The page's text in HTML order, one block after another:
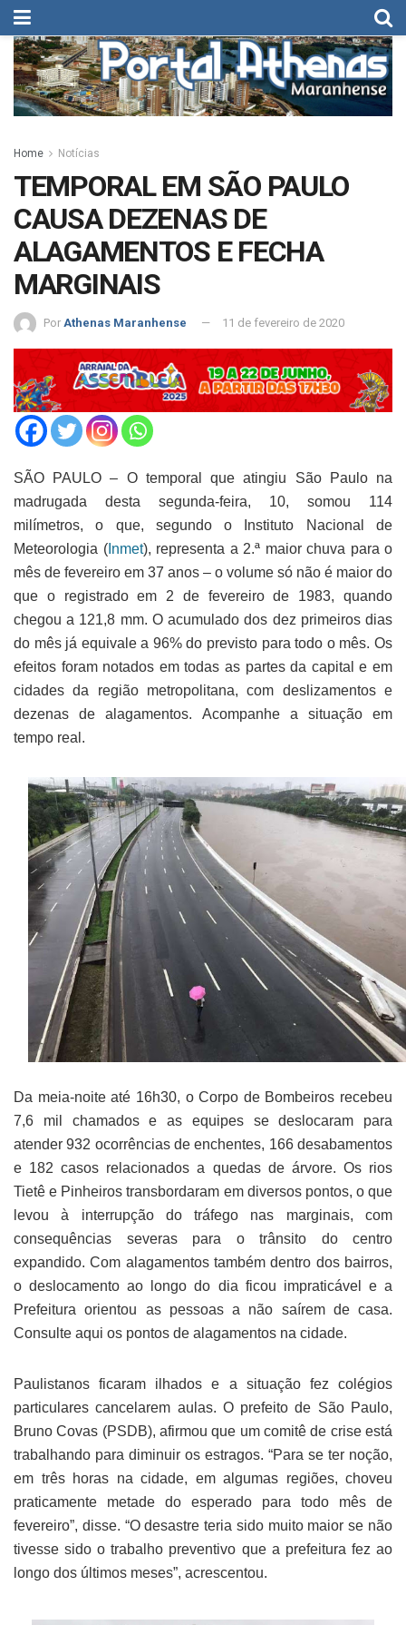
Home Notícias
TEMPORAL EM SÃO PAULO
CAUSA DEZENAS DE
ALAGAMENTOS E FECHA
MARGINAIS
Por Athenas Maranhense 11 de fevereiro de 2020
SÃO PAULO – O temporal que atingiu São Paulo na
madrugada desta segunda-feira, 10, somou 114
milímetros, o que, segundo o Instituto Nacional de
Meteorologia (Inmet), representa a 2.ª maior chuva para o
mês de fevereiro em 37 anos – o volume só não é maior do
que o registrado em 2 de fevereiro de 1983, quando
chegou a 121,8 mm. O acumulado dos dez primeiros dias
do mês já equivale a 96% do previsto para todo o mês. Os
efeitos foram notados em todas as partes da capital e em
cidades da região metropolitana, com deslizamentos e
dezenas de alagamentos. Acompanhe a situação em
tempo real.
Da meia-noite até 16h30, o Corpo de Bombeiros recebeu
7,6 mil chamados e as equipes se deslocaram para
atender 932 ocorrências de enchentes, 166 desabamentos
e 182 casos relacionados a quedas de árvore. Os rios
Tietê e Pinheiros transbordaram em diversos pontos, o que
levou à interrupção do tráfego nas marginais, com
consequências severas para o trânsito do centro
expandido. Com alagamentos também dentro dos bairros,
o deslocamento ao longo do dia ficou impraticável e a
Prefeitura orientou as pessoas a não saírem de casa.
Consulte aqui os pontos de alagamentos na cidade.
Paulistanos ficaram ilhados e a situação fez colégios
particulares cancelarem aulas. O prefeito de São Paulo,
Bruno Covas (PSDB), afirmou que um comitê de crise está
trabalhando para diminuir os estragos. “Para se ter noção,
em três horas na cidade, em algumas regiões, choveu
praticamente metade do esperado para todo mês de
fevereiro”, disse. “O desastre teria sido muito maior se não
tivesse sido o trabalho preventivo que a prefeitura fez ao
longo dos últimos meses”, acrescentou.